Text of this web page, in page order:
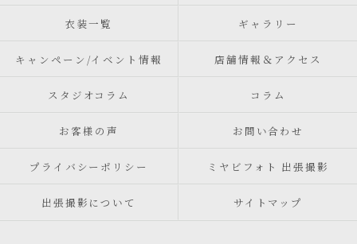
衣装一覧 ギャラリー
キャンペーン/イベント情報 店舗情報＆アクセス
スタジオコラム コラム
お客様の声 お問い合わせ
プライバシーポリシー ミヤビフォト 出張撮影
出張撮影について サイトマップ